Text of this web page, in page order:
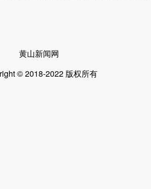
黄山新闻网
© 2018-2022 版权所有